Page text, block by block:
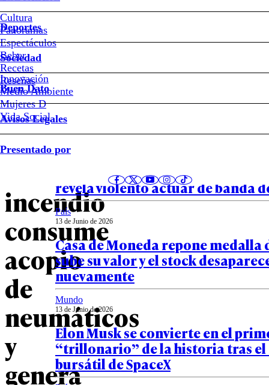
Cultura
Panoramas
Espectáculos
Beber
Recetas
Reseñas
Deportes
Sociedad
Innovación
Medio Ambiente
Mujeres D
Vida Social
Buen Dato
Avisos Legales
Presentado por
VIDEOS
–
Gigantesca
emergencia
en
Cerrillos:
incendio
consume
acopio
de
neumáticos
y
genera
Notas relacionadas
14 de Junio de 2026
Encerrona a familiar de Carlos
revela violento actuar de banda
País
13 de Junio de 2026
Casa de Moneda repone medalla
sube su valor y el stock
nuevamente
Mundo
13 de Junio de 2026
Elon Musk se convierte en el
“trillonario” de la historia tras el
bursátil de SpaceX